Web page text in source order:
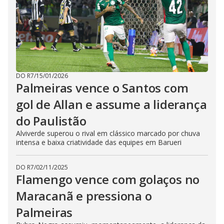
DO R7/15/01/2026
Palmeiras vence o Santos com
gol de Allan e assume a liderança
do Paulistão
Alviverde superou o rival em clássico marcado por chuva
intensa e baixa criatividade das equipes em Barueri
DO R7/02/11/2025
Flamengo vence com golaços no
Maracanã e pressiona o
Palmeiras